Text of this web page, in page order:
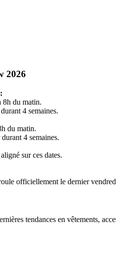
2026
8h du matin.
4 semaines.
du matin.
4 semaines.
sur ces dates.
officiellement le dernier
tendances en vêtements,